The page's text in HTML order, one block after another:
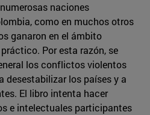
naciones
como en muchos otros
ganaron en el ámbito
Por esta razón, se
los conflictos violentos
desestabilizar los países y a
El libro intenta hacer
e intelectuales participantes